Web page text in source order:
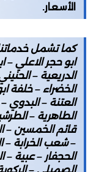
الأسعار.
كما تشمل
ابو حجر الاعلي –
الدريعية –
الخضراء – خلفة
العتنة – البدوي –
الطاهرية –
قائم الخمسين –
– شعب الخرابة –
الحجفار – عبية –